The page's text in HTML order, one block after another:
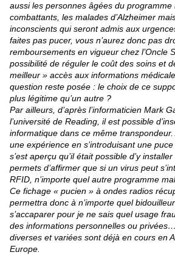
aussi les personnes âgées du
combattants, les malades d’Alzheimer
inconscients qui seront admis aux
faites pas pucer, vous n’aurez donc pas
remboursements en vigueur chez l’Oncle
possibilité de réguler le coût des soins et
meilleur » accès aux informations
question reste posée : le choix de ce
plus légitime qu’un autre ?
Par ailleurs, d’après l’informaticien Mark
l’université de Reading, il est possible
informatique dans ce même
une expérience en s’introduisant une
s’est aperçu qu’il était possible d’y
permets d’affirmer que si un virus peut
RFID, n’importe quel autre programme
Ce fichage « pucien » à ondes radios
permettra donc à n’importe quel
s’accaparer pour je ne sais quel usage
des informations personnelles ou
diverses et variées sont déjà en cours en
Europe.